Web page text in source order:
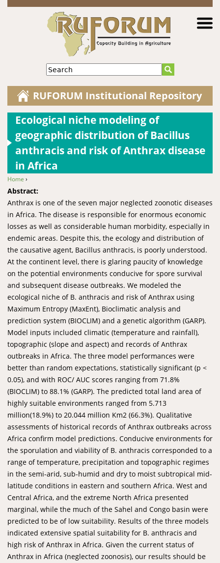
Jump to navigation
Search
RUFORUM Institutional Repository
Ecological niche modeling of
geographic distribution of Bacillus
anthracis and risk of Anthrax disease
in Africa
You are here
Home ›
Abstract:
Anthrax is one of the seven major neglected zoonotic diseases
in Africa. The disease is responsible for enormous economic
losses as well as considerable human morbidity, especially in
endemic areas. Despite this, the ecology and distribution of
the causative agent, Bacillus anthracis, is poorly understood.
At the continent level, there is glaring paucity of knowledge
on the potential environments conducive for spore survival
and subsequent disease outbreaks. We modeled the
ecological niche of B. anthracis and risk of Anthrax using
Maximum Entropy (MaxEnt), Bioclimatic analysis and
prediction system (BIOCLIM) and a genetic algorithm (GARP).
Model inputs included climatic (temperature and rainfall),
topographic (slope and aspect) and records of Anthrax
outbreaks in Africa. The three model performances were
better than random expectations, statistically significant (p <
0.05), and with ROC/ AUC scores ranging from 71.8%
(BIOCLIM) to 88.1% (GARP). The predicted total land area of
highly suitable environments ranged from 5.713
million(18.9%) to 20.044 million Km2 (66.3%). Qualitative
assessments of historical records of Anthrax outbreaks across
Africa confirm model predictions. Conducive environments for
the sporulation and viability of B. anthracis corresponded to a
range of temperature, precipitation and topographic regimes
in the semi-arid, sub-humid and dry to moist subtropical mid-
latitude conditions in eastern and southern Africa. West and
Central Africa, and the extreme North Africa presented
marginal, while the much of the Sahel and Congo basin were
predicted to be of low suitability. Results of the three models
indicated extensive spatial suitability for B. anthracis and
high risk of Anthrax in Africa. Given the current status of
Anthrax in Africa (neglected zoonosis), our results should be